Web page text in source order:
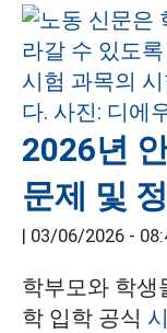
2026년
문제 및
| 03/06/2026 -
학부모와 학생
학 입학 공식